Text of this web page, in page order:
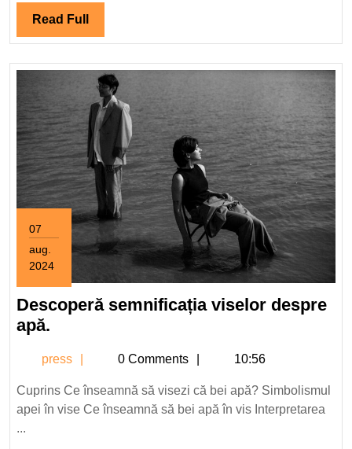
Read Full
Full
07
aug.
2024
2024
Descoperă semnificația viselor despre
apă.
viselor
despre
apă.
press press0 Comments 10:56
Cuprins Ce înseamnă să visezi că bei apă? Simbolismul
apei în vise Ce înseamnă să bei apă în vis Interpretarea
...